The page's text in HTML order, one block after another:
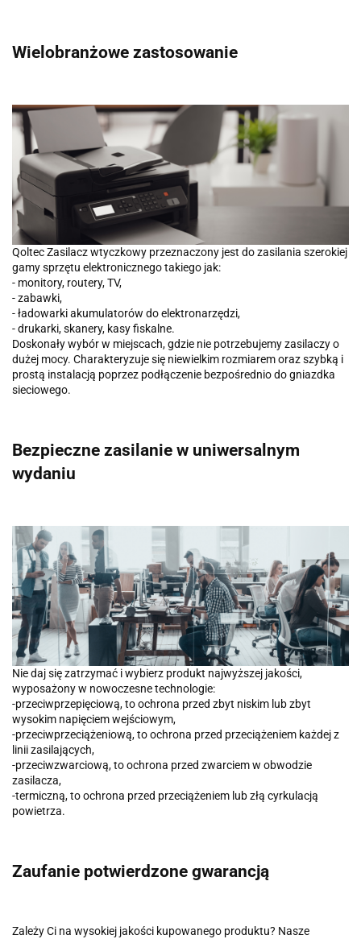
Wielobranżowe zastosowanie
Qoltec Zasilacz wtyczkowy przeznaczony jest do zasilania szerokiej
gamy sprzętu elektronicznego takiego jak:
- monitory, routery, TV,
- zabawki,
- ładowarki akumulatorów do elektronarzędzi,
- drukarki, skanery, kasy fiskalne.
Doskonały wybór w miejscach, gdzie nie potrzebujemy zasilaczy o
dużej mocy. Charakteryzuje się niewielkim rozmiarem oraz szybką i
prostą instalacją poprzez podłączenie bezpośrednio do gniazdka
sieciowego.
Bezpieczne zasilanie w uniwersalnym
wydaniu
Nie daj się zatrzymać i wybierz produkt najwyższej jakości,
wyposażony w nowoczesne technologie:
-przeciwprzepięciową, to ochrona przed zbyt niskim lub zbyt
wysokim napięciem wejściowym,
-przeciwprzeciążeniową, to ochrona przed przeciążeniem każdej z
linii zasilających,
-przeciwzwarciową, to ochrona przed zwarciem w obwodzie
zasilacza,
-termiczną, to ochrona przed przeciążeniem lub złą cyrkulacją
powietrza.
Zaufanie potwierdzone gwarancją
Zależy Ci na wysokiej jakości kupowanego produktu? Nasze